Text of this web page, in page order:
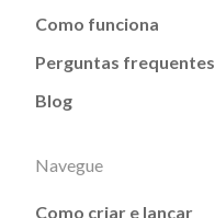
Como funciona
Perguntas frequentes
Blog
Navegue
Como criar e lançar